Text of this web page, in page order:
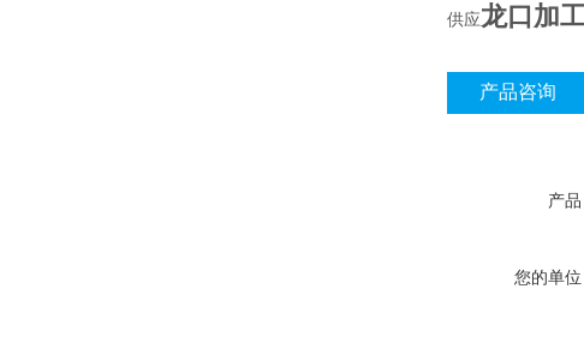
供应龙口加
产品咨询
产品
您的单位